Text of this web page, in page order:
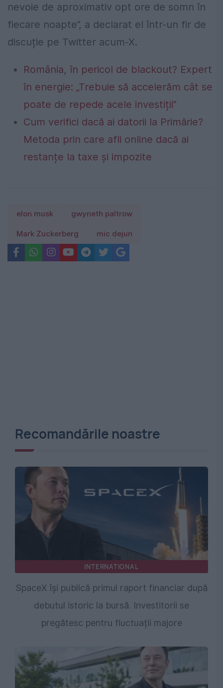
nevoie de aproximativ opt ore de somn în
fiecare noapte”, a declarat el într-un fir de
discuție pe Twitter acum-X.
România, în pericol de blackout? Expert
în energie: „Trebuie să accelerăm cât se
poate de repede acele investiții”
Cum verifici dacă ai datorii la Primărie?
Metoda prin care afli online dacă ai
restanțe la taxe și impozite
elon musk gwyneth paltrow
Mark Zuckerberg mic dejun
Recomandările noastre
INTERNATIONAL
SpaceX își publică primul raport financiar după
debutul istoric la bursă. Investitorii se
pregătesc pentru fluctuații majore